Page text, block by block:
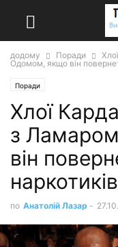
додому Поради
Одомом, якщо він
Поради
Хлої
з
він
наркотиків
по Анатолій Лазар -